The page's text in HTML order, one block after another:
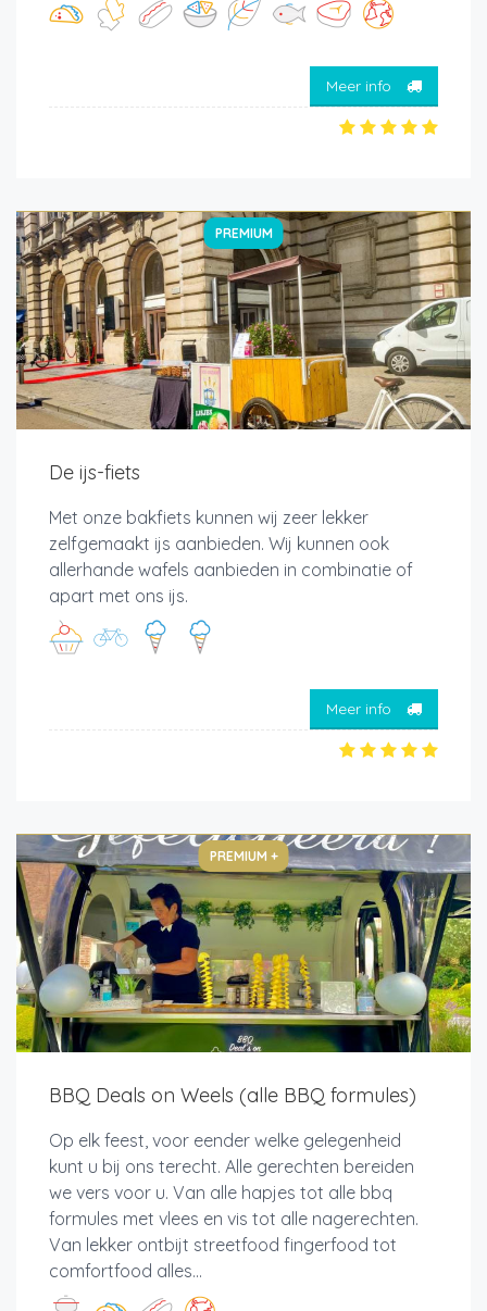
Meer info
PREMIUM
De ijs-fiets
Met onze bakfiets kunnen wij zeer lekker
zelfgemaakt ijs aanbieden. Wij kunnen ook
allerhande wafels aanbieden in combinatie of
apart met ons ijs.
Meer info
PREMIUM +
BBQ Deals on Weels (alle BBQ formules)
Op elk feest, voor eender welke gelegenheid
kunt u bij ons terecht. Alle gerechten bereiden
we vers voor u. Van alle hapjes tot alle bbq
formules met vlees en vis tot alle nagerechten.
Van lekker ontbijt streetfood fingerfood tot
comfortfood alles...